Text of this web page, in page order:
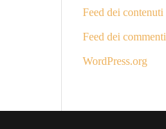
Feed dei contenuti
Feed dei commenti
WordPress.org